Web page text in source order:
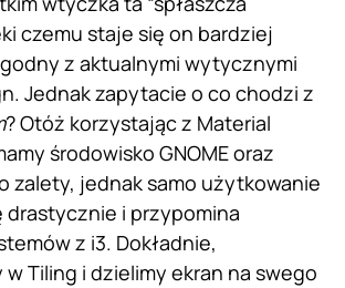
czemu staje się on bardziej
z aktualnymi wytycznymi
Jednak zapytacie o co chodzi z
? Otóż korzystając z Material
środowisko GNOME oraz
zalety, jednak samo użytkowanie
drastycznie i przypomina
z i3. Dokładnie,
Tiling i dzielimy ekran na swego